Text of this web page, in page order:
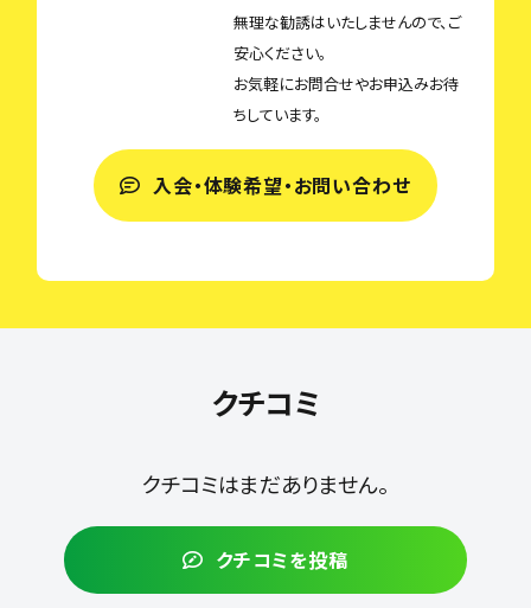
無理な勧誘はいたしませんので、ご
安心ください。
お気軽にお問合せやお申込みお待
ちしています。
入会・体験希望・お問い合わせ
クチコミ
クチコミはまだありません。
クチコミを投稿